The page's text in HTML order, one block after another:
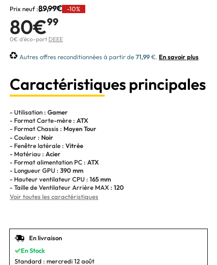
Prix neuf :89,99€ -10%
80€99
0€ d'éco-part DEEE
Autres offres reconditionnées à partir de71,99€. En savoir plus
Caractéristiques principales
- Utilisation : Gamer
- Format Carte-mère : ATX
- Format Chassis : Moyen Tour
- Couleur : Noir
- Fenêtre latérale : Vitrée
- Matériau : Acier
- Format alimentation PC : ATX
- Longueur GPU : 390 mm
- Hauteur ventilateur CPU : 165 mm
- Taille de Ventilateur Arrière MAX : 120
Voir toutes les caractéristiques
En livraison
En Stock
Standard : mercredi 12 août